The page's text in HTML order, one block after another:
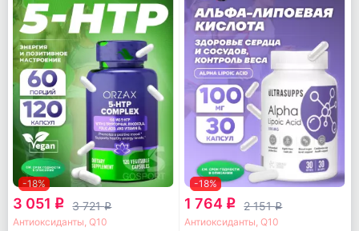
-18%
3 051 q 3 721q
Антиоксиданты, Q10
-18%
1 764 q 2 151q
Антиоксиданты, Q10